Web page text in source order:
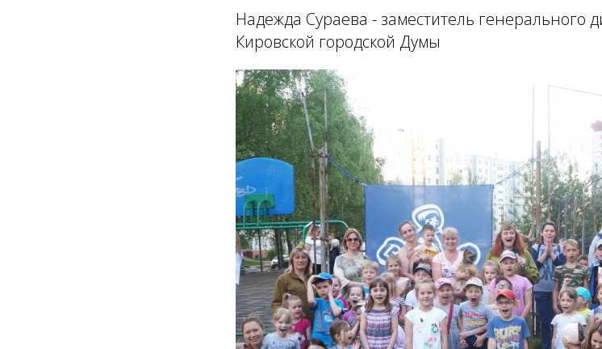
Надежда Сураева - заместитель генерального
Кировской городской Думы